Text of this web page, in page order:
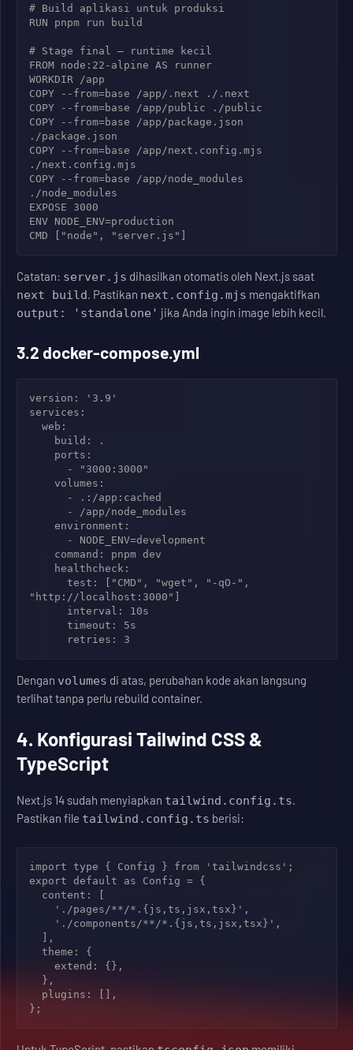
# Build aplikasi untuk produksi
RUN pnpm run build
# Stage final – runtime kecil
FROM node:22-alpine AS runner
WORKDIR /app
COPY --from=base /app/.next ./.next
COPY --from=base /app/public ./public
COPY --from=base /app/package.json
./package.json
COPY --from=base /app/next.config.mjs
./next.config.mjs
COPY --from=base /app/node_modules
./node_modules
EXPOSE 3000
ENV NODE_ENV=production
Catatan: server.js dihasilkan otomatis oleh Next.js saat
next build. Pastikan next.config.mjs mengaktifkan
output: 'standalone' jika Anda ingin image lebih kecil.
3.2 docker-compose.yml
version: '3.9'
services:
"http://localhost:3000"]
Dengan volumes di atas, perubahan kode akan langsung
terlihat tanpa perlu rebuild container.
4. Konfigurasi Tailwind CSS &
TypeScript
Next.js 14 sudah menyiapkan tailwind.config.ts.
Pastikan file tailwind.config.ts berisi:
import type { Config } from 'tailwindcss';
export default as Config = {